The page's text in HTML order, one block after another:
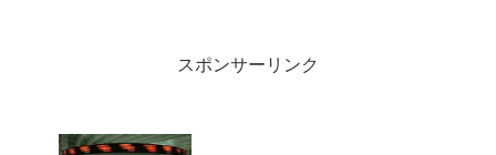
スポンサーリンク